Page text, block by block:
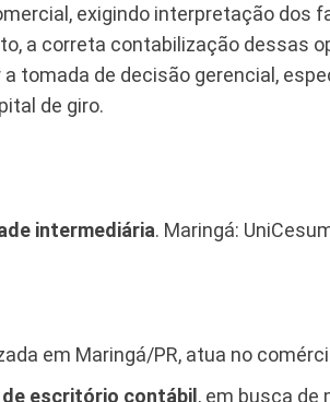
exigindo interpretação
a correta contabilização dessas
tomada de decisão gerencial,
de giro.
intermediária. Maringá:
em Maringá/PR, atua no
escritório contábil , em busca de